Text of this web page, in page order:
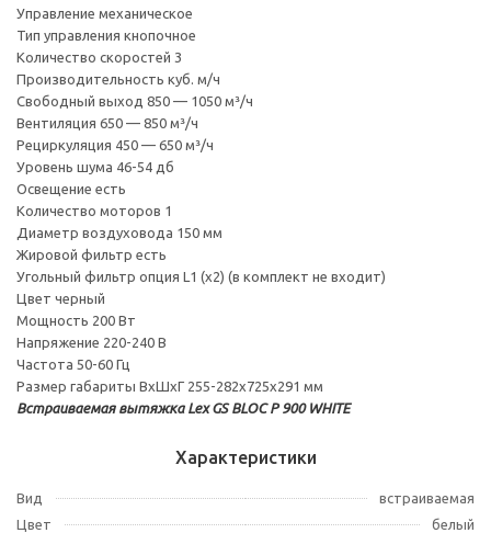
Управление механическое
Тип управления кнопочное
Количество скоростей 3
Производительность куб. м/ч
Свободный выход 850 — 1050 м³/ч
Вентиляция 650 — 850 м³/ч
Рециркуляция 450 — 650 м³/ч
Уровень шума 46-54 дб
Освещение есть
Количество моторов 1
Диаметр воздуховода 150 мм
Жировой фильтр есть
Угольный фильтр опция L1 (х2) (в комплект не входит)
Цвет черный
Мощность 200 Вт
Напряжение 220-240 В
Частота 50-60 Гц
Размер габариты ВхШхГ 255-282х725х291 мм
Встраиваемая вытяжка Lex GS BLOC P 900 WHITE
Характеристики
Вид
встраиваемая
Цвет
белый